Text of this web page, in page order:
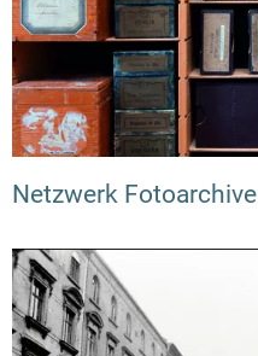
Netzwerk Fotoarchive